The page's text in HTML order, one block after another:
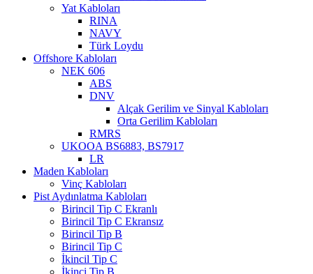
Yat Kabloları
RINA
NAVY
Türk Loydu
Offshore Kabloları
NEK 606
ABS
DNV
Alçak Gerilim ve Sinyal Kabloları
Orta Gerilim Kabloları
RMRS
UKOOA BS6883, BS7917
LR
Maden Kabloları
Vinç Kabloları
Pist Aydınlatma Kabloları
Birincil Tip C Ekranlı
Birincil Tip C Ekransız
Birincil Tip B
Birincil Tip C
İkincil Tip C
İkinci Tip B